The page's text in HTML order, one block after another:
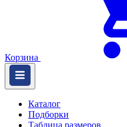
Корзина
Каталог
Подборки
Таблица размеров